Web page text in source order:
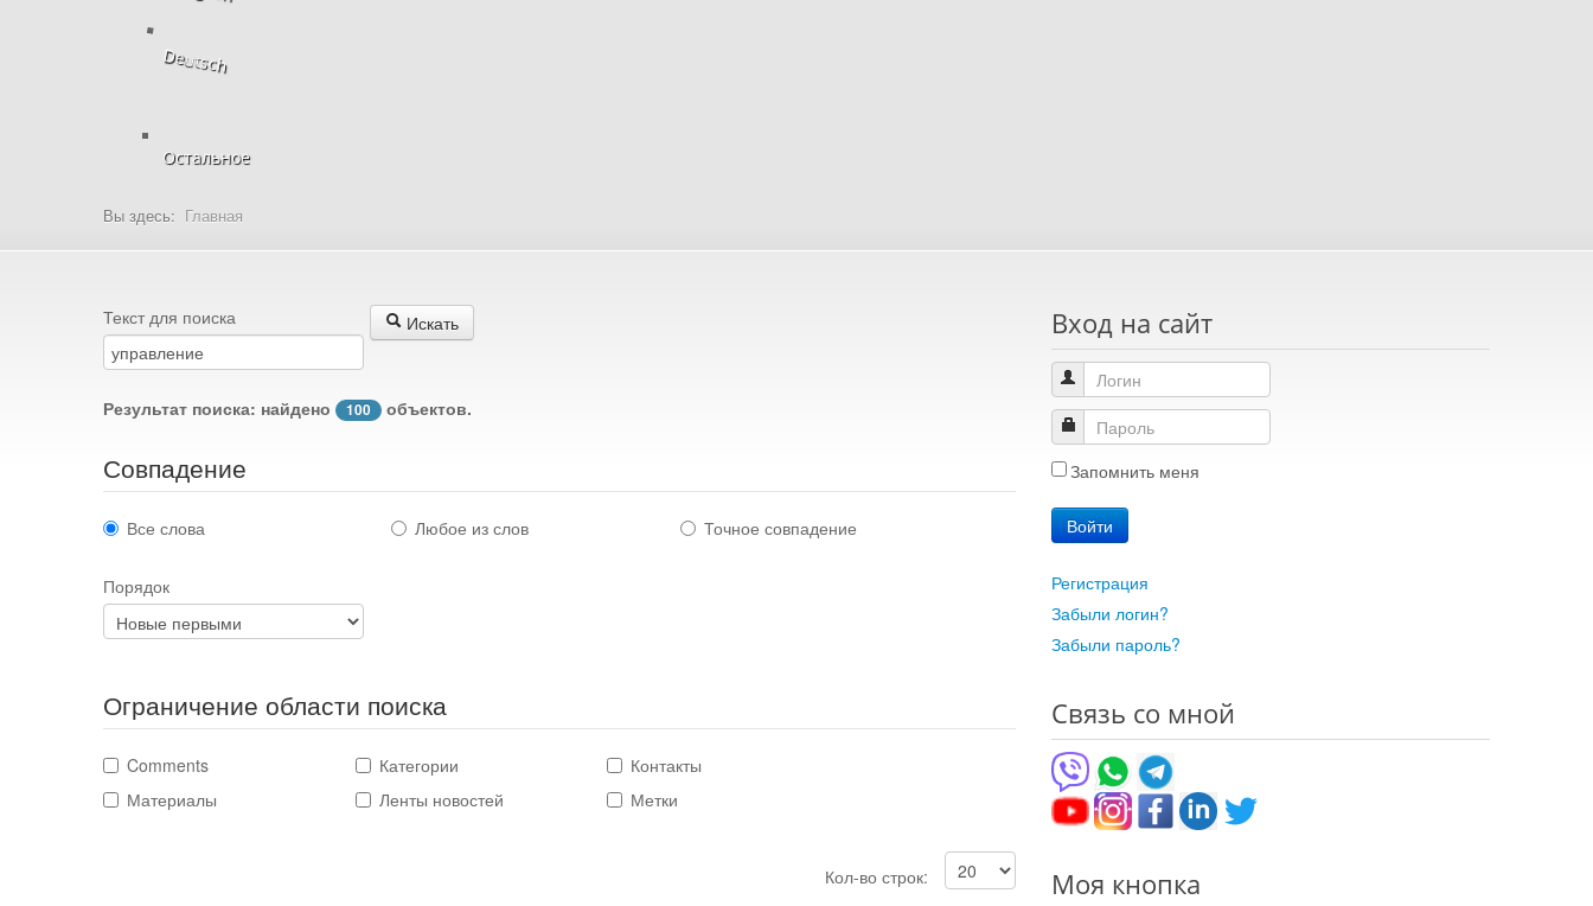
Deutsch
Остальное
Вы здесь: Главная
Текст для поиска Искать
Результат поиска: найдено 100 объектов.
Совпадение
Все слова Любое из слов Точное совпадение
Порядок
Ограничение области поиска
Comments Категории
Контакты
Материалы
Ленты новостей Метки
Кол-во строк:
Вход на сайт
Запомнить меня
Войти
Регистрация
Забыли логин?
Забыли пароль?
Связь со мной
Моя кнопка